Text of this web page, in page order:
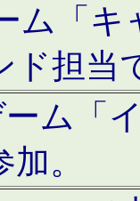
ム「
ド担当
ーム「
。